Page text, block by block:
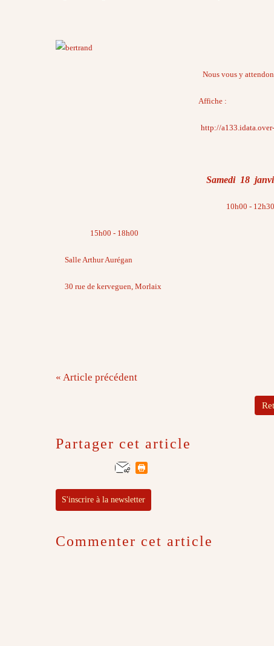
Nous vous y
Affiche :
http://
Samedi 18
10h00 - 12h30
15h00 - 18h00
Salle Arthur Aurégan
30 rue de kerveguen, Morlaix
« Article précédent
Partager cet article
S'inscrire à la newsletter
Commenter cet article